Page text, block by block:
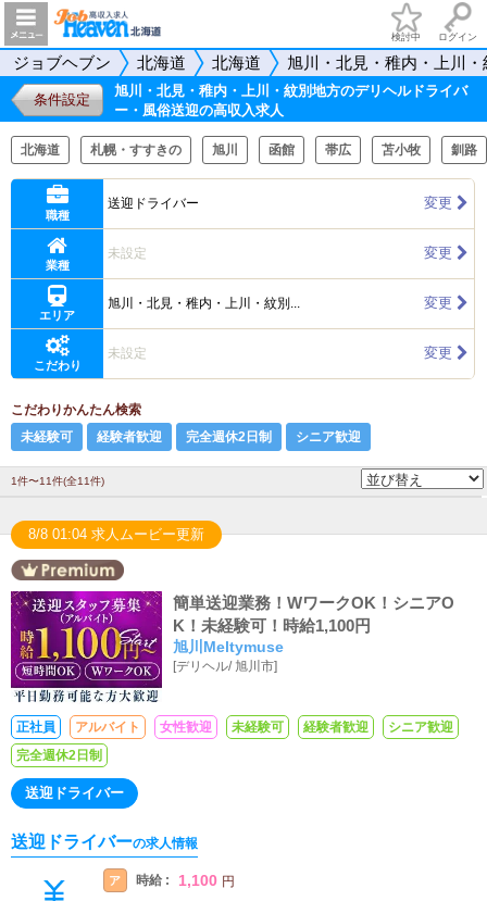
検討中 ログイン
ジョブヘブン 北海道 北海道 旭川・北見・稚内・上川
条件設定
旭川・北見・稚内・上川・紋別地方のデリヘルドライバ
ー・風俗送迎の高収入求人
北海道 札幌・すすきの 旭川 函館 帯広 苫小牧 釧路
職種
送迎ドライバー 変更
業種
未設定 変更
エリア
旭川・北見・稚内・上川・紋別... 変更
こだわり
未設定 変更
こだわりかんたん検索
未経験可
経験者歓迎 完全週休2日制 シニア歓迎
1件〜11件(全11件)
8/8 01:04 求人ムービー更新
簡単送迎業務！WワークOK！シニアO
K！未経験可！時給1,100円
旭川Meltymuse
[デリヘル/ 旭川市]
正社員 アルバイト 女性歓迎 未経験可 経験者歓迎
シニア歓迎
完全週休2日制
送迎ドライバー
送迎ドライバーの求人情報
ア 時給 : 1,100 円